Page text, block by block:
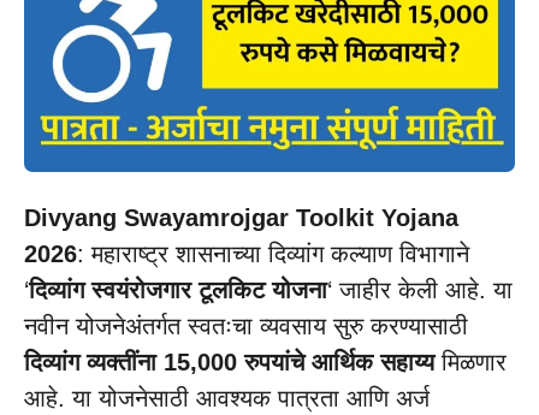
Divyang Swayamrojgar Toolkit Yojana
2026: महाराष्ट्र शासनाच्या दिव्यांग कल्याण विभागाने
‘दिव्यांग स्वयंरोजगार टूलकिट योजना‘ जाहीर केली आहे. या
नवीन योजनेअंतर्गत स्वतःचा व्यवसाय सुरु करण्यासाठी
दिव्यांग व्यक्तींना 15,000 रुपयांचे आर्थिक सहाय्यमिळणार
आहे. या योजनेसाठी आवश्यक पात्रता आणि अर्ज